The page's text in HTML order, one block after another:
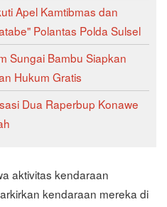
Apel Kamtibmas dan
Polantas Polda Sulsel
Sungai Bambu Siapkan
Hukum Gratis
Dua Raperbup Konawe
aktivitas kendaraan
kendaraan mereka di